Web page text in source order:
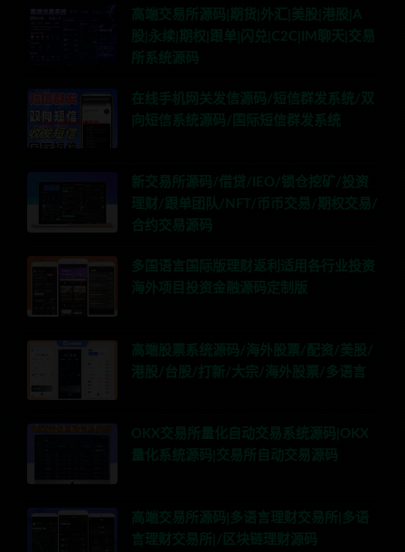
高端交易所源码|期货|外汇|美股|港股|A
股|永续|期权|跟单|闪兑|C2C|IM聊天|交易
所系统源码
在线手机网关发信源码/短信群发系统/双
向短信系统源码/国际短信群发系统
新交易所源码/借贷/IEO/锁仓挖矿/投资
理财/跟单团队/NFT/币币交易/期权交易/
合约交易源码
多国语言国际版理财返利适用各行业投资
海外项目投资金融源码定制版
高端股票系统源码/海外股票/配资/美股/
港股/台股/打新/大宗/海外股票/多语言
OKX交易所量化自动交易系统源码|OKX
量化系统源码|交易所自动交易源码
高端交易所源码|多语言理财交易所|多语
言理财交易所|/区块链理财源码